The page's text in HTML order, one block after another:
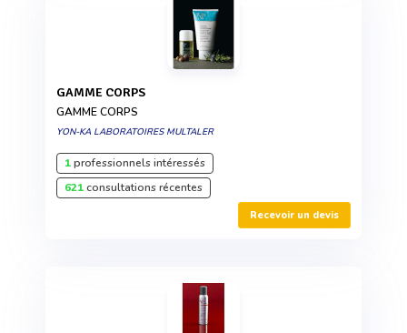
GAMME CORPS
GAMME CORPS
YON-KA LABORATOIRES MULTALER
1professionnels intéressés
621consultations récentes
Recevoir un devis